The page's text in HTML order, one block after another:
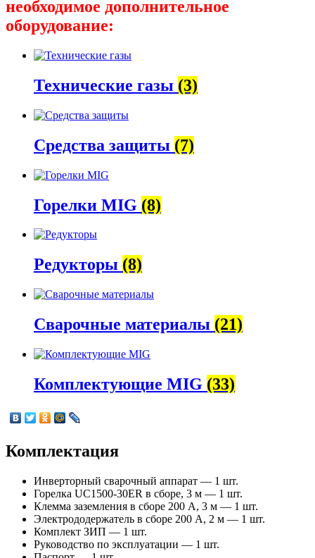
необходимое дополнительное
оборудование:
Технические газы (3)
Средства защиты (7)
Горелки MIG (8)
Редукторы (8)
Сварочные материалы (21)
Комплектующие MIG (33)
Комплектация
Инверторный сварочный аппарат — 1 шт.
Горелка UC1500-30ER в сборе, 3 м — 1 шт.
Клемма заземления в сборе 200 А, 3 м — 1 шт.
Электрододержатель в сборе 200 А, 2 м — 1 шт.
Комплект ЗИП — 1 шт.
Руководство по эксплуатации — 1 шт.